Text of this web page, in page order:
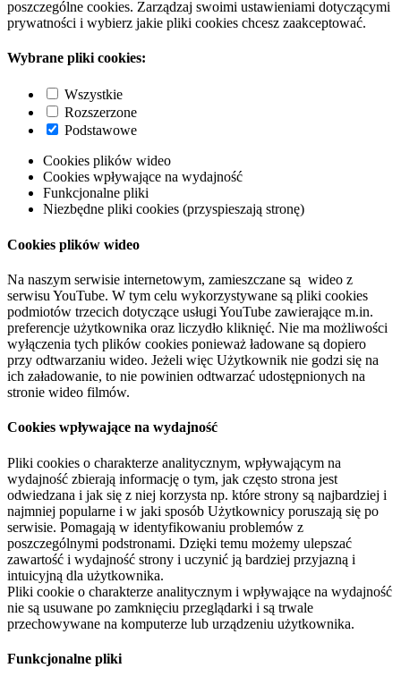
poszczególne cookies. Zarządzaj swoimi ustawieniami dotyczącymi
prywatności i wybierz jakie pliki cookies chcesz zaakceptować.
Wybrane pliki cookies:
Wszystkie
Rozszerzone
Podstawowe
Cookies plików wideo
Cookies wpływające na wydajność
Funkcjonalne pliki
Niezbędne pliki cookies (przyspieszają stronę)
Cookies plików wideo
Na naszym serwisie internetowym, zamieszczane są wideo z
serwisu YouTube. W tym celu wykorzystywane są pliki cookies
podmiotów trzecich dotyczące usługi YouTube zawierające m.in.
preferencje użytkownika oraz liczydło kliknięć. Nie ma możliwości
wyłączenia tych plików cookies ponieważ ładowane są dopiero
przy odtwarzaniu wideo. Jeżeli więc Użytkownik nie godzi się na
ich załadowanie, to nie powinien odtwarzać udostępnionych na
stronie wideo filmów.
Cookies wpływające na wydajność
Pliki cookies o charakterze analitycznym, wpływającym na
wydajność zbierają informację o tym, jak często strona jest
odwiedzana i jak się z niej korzysta np. które strony są najbardziej i
najmniej popularne i w jaki sposób Użytkownicy poruszają się po
serwisie. Pomagają w identyfikowaniu problemów z
poszczególnymi podstronami. Dzięki temu możemy ulepszać
zawartość i wydajność strony i uczynić ją bardziej przyjazną i
intuicyjną dla użytkownika.
Pliki cookie o charakterze analitycznym i wpływające na wydajność
nie są usuwane po zamknięciu przeglądarki i są trwale
przechowywane na komputerze lub urządzeniu użytkownika.
Funkcjonalne pliki